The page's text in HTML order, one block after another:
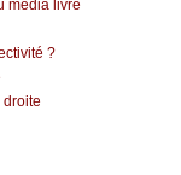
média livre
?
droite